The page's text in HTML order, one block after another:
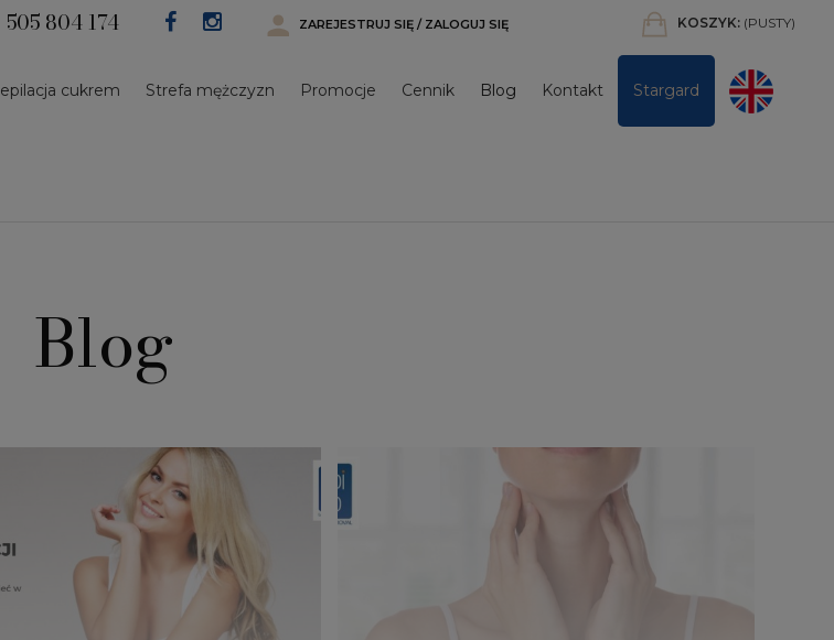
505 804 174 ZAREJESTRUJ SIĘ / ZALOGUJ SIĘ KOSZYK: (PUSTY)
depilacja cukrem strefa mężczyzn promocje cennik blog kontakt stargard
Blog